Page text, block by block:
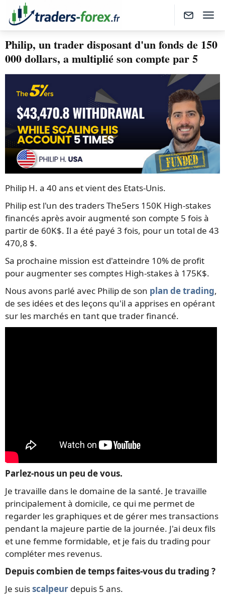
Philip, un trader disposant d'un fonds de 150
000 dollars, a multiplié son compte par 5
Philip H. a 40 ans et vient des Etats-Unis.
Philip est l'un des traders The5ers 150K High-stakes
financés après avoir augmenté son compte 5 fois à
partir de 60K$. Il a été payé 3 fois, pour un total de 43
470,8 $.
Sa prochaine mission est d'atteindre 10% de profit
pour augmenter ses comptes High-stakes à 175K$.
Nous avons parlé avec Philip de son plan de trading,
de ses idées et des leçons qu'il a apprises en opérant
sur les marchés en tant que trader financé.
Parlez-nous un peu de vous.
Je travaille dans le domaine de la santé. Je travaille
principalement à domicile, ce qui me permet de
regarder les graphiques et de gérer mes transactions
pendant la majeure partie de la journée. J'ai deux fils
et une femme formidable, et je fais du trading pour
compléter mes revenus.
Depuis combien de temps faites-vous du trading ?
Je suisscalpeur depuis 5 ans.